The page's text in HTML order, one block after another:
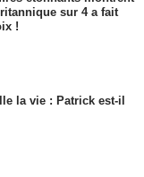
sur 4 a fait
!
la vie : Patrick est-il